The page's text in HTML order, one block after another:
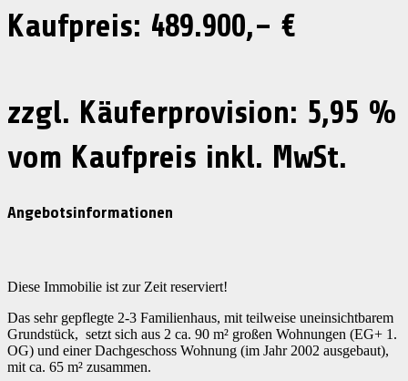
Kaufpreis: 489.900,– €
zzgl. Käuferprovision: 5,95 %
vom Kaufpreis inkl. MwSt.
Angebotsinformationen
Diese Immobilie ist zur Zeit reserviert!
Das sehr gepflegte 2-3 Familienhaus, mit teilweise uneinsichtbarem
Grundstück, setzt sich aus 2 ca. 90 m² großen Wohnungen (EG+ 1.
OG) und einer Dachgeschoss Wohnung (im Jahr 2002 ausgebaut),
mit ca. 65 m² zusammen.